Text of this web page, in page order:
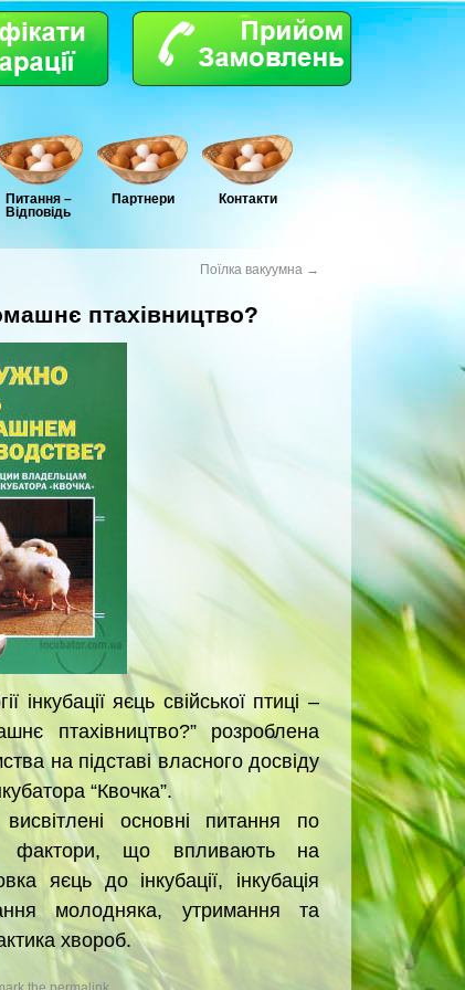
Питання –
Відповідь
Партнери Контакти
Поїлка вакуумна →
птахівництво?
інкубації яєць свійської птиці –
птахівництво?” розроблена
на підставі власного досвіду
“Квочка”.
основні питання по
фактори, що впливають на
яєць до інкубації, інкубація
молодняка, утримання та
хвороб.